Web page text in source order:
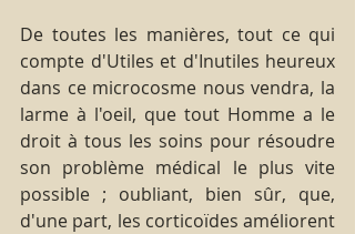
De toutes les manières, tout ce qui
compte d'Utiles et d'Inutiles heureux
dans ce microcosme nous vendra, la
larme à l'oeil, que tout Homme a le
droit à tous les soins pour résoudre
son problème médical le plus vite
possible ; oubliant, bien sûr, que,
d'une part, les corticoïdes améliorent